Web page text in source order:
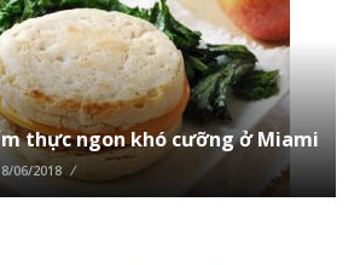
thực ngon khó cưỡng ở Miami
06/2018